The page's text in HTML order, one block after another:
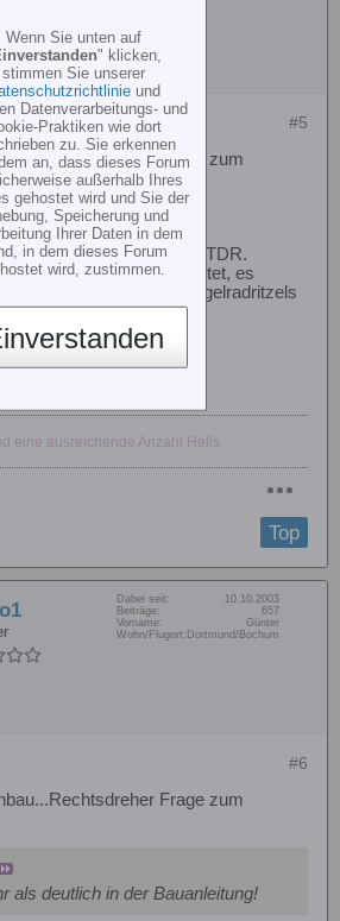
#5
Frage zum
Heckrotor ist richtig beim TDR.
den Grund dafür gepostet, es
Montageposition des Kegelradritzels
der HRW.
und Fliegen.
eine ausreichende Anzahl Helis
Top
Dabei seit:
10.10.2003
Beiträge:
657
Vorname:
Günter
Wohn/Flugort: Dortmund/Bochum
#6
Frage zum
als deutlich in der Bauanleitung!
Wenn Sie unten auf
" klicken,
stimmen Sie unserer
und
Datenverarbeitungs- und
Praktiken wie dort
zu. Sie erkennen
an, dass dieses Forum
außerhalb Ihres
gehostet wird und Sie der
Speicherung und
Ihrer Daten in dem
in dem dieses Forum
wird, zustimmen.